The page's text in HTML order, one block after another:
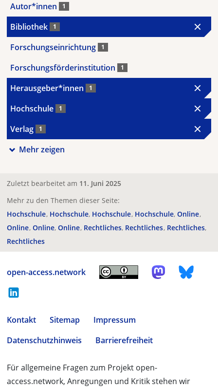
Autor*innen 1
Bibliothek 1
Forschungseinrichtung 1
Forschungsförderinstitution 1
Herausgeber*innen 1
Hochschule 1
Verlag 1
Mehr zeigen
Zuletzt bearbeitet am 11. Juni 2025
Mehr zu den Themen dieser Seite:
Hochschule Hochschule Hochschule Hochschule Online
Online Online Online Rechtliches Rechtliches Rechtliches
Rechtliches
open-access.network
Kontakt Sitemap
Impressum
Datenschutzhinweis
Barrierefreiheit
Für allgemeine Fragen zum Projekt open-
access.network, Anregungen und Kritik stehen wir